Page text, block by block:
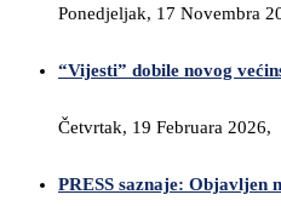
Ponedjeljak, 17 Novembra
“Vijesti” dobile novog
Četvrtak, 19 Februara 2026,
PRESS saznaje: Objavljen